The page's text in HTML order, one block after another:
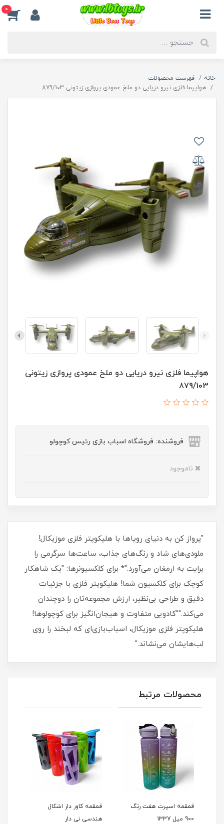
0
خانه
فهرست محصولات
هواپیما فلزی نیرو دریایی دو ملخ عمودی پروازی زیتونی 879/103
هواپیما فلزی نیرو دریایی دو ملخ عمودی پروازی زیتونی
879/103
فروشنده: فروشگاه اسباب بازی رئیس کوچولو
ناموجود
"پرواز کن به دنیای رویاها با هلیکوپتر فلزی موزیکال!
ملودی‌های شاد و رنگ‌های جذاب، ساعت‌ها سرگرمی را
برایت به ارمغان می‌آورد."* برای کلکسیونرها: "یک شاهکار
کوچک برای کلکسیون شما! هلیکوپتر فلزی با جزئیات
دقیق و طراحی بی‌نظیر، ارزش مجموعه‌تان را دوچندان
می‌کند.""کادویی متفاوت و هیجان‌انگیز برای کوچولوها!
هلیکوپتر فلزی موزیکال، اسباب‌بازی‌ای که لبخند را روی
لب‌هایشان می‌نشاند."
محصولات مرتبط
قمقمه اسپرت هفت رنگ
900 میل 1337
قمقمه کاور دار اشکال
هندسی نی دار